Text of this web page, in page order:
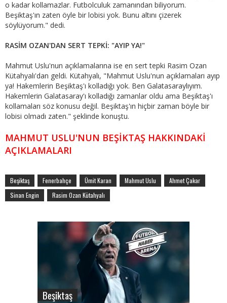
o kadar kollamazlar. Futbolculuk zamanından biliyorum.
Beşiktaş'ın zaten öyle bir lobisi yok. Bunu altını çizerek
söylüyorum." dedi.
RASİM OZAN'DAN SERT TEPKİ: "AYIP YA!"
Mahmut Uslu'nun açıklamalarına ise en sert tepki Rasim Ozan
Kütahyalı'dan geldi. Kütahyalı, "Mahmut Uslu'nun açıklamaları ayıp
ya! Hakemlerin Beşiktaş'ı kolladığı yok. Ben Galatasaraylıyım.
Hakemlerin Galatasaray'ı kolladığı zamanlar oldu ama Beşiktaş'ı
kollamaları söz konusu değil. Beşiktaş'ın hiçbir zaman böyle bir
lobisi olmadı zaten." şeklinde konuştu.
MAHMUT USLU'NUN BEŞİKTAŞ HAKKINDAKİ
AÇIKLAMALARI
Beşiktaş Fenerbahçe Ümit Karan Mahmut Uslu
Ahmet Çakar
Sinan Engin
Rasim Ozan Kütahyalı
Beşiktaş